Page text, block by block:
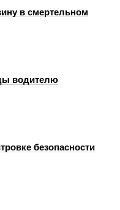
в смертельном
водителю
безопасности